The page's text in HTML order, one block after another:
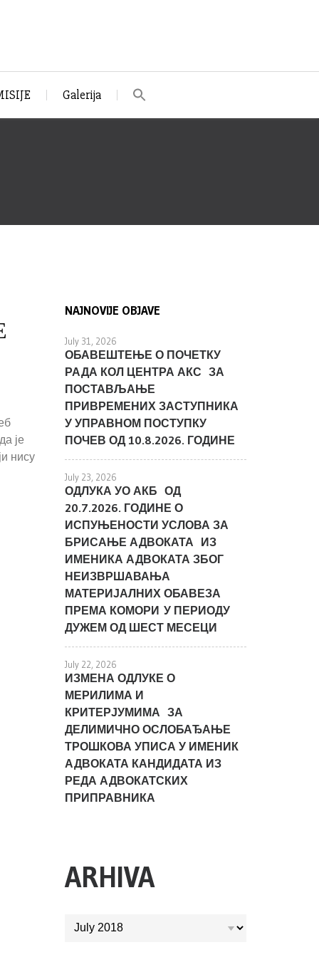
Galerija
је
нису
NAJNOVIJE OBJAVE
July 31, 2026
ОБАВЕШТЕЊЕ О ПОЧЕТКУ
РАДА КОЛ ЦЕНТРА АКС ЗА
ПОСТАВЉАЊЕ
ПРИВРЕМЕНИХ ЗАСТУПНИКА
У УПРАВНОМ ПОСТУПКУ
ПОЧЕВ ОД 10.8.2026. ГОДИНЕ
July 23, 2026
ОДЛУКА УО АКБ ОД
20.7.2026. ГОДИНЕ О
ИСПУЊЕНОСТИ УСЛОВА ЗА
БРИСАЊЕ АДВОКАТА ИЗ
ИМЕНИКА АДВОКАТА ЗБОГ
НЕИЗВРШАВАЊА
МАТЕРИЈАЛНИХ ОБАВЕЗА
ПРЕМА КОМОРИ У ПЕРИОДУ
ДУЖЕМ ОД ШЕСТ МЕСЕЦИ
July 22, 2026
ИЗМЕНА ОДЛУКЕ О
МЕРИЛИМА И
КРИТЕРЈУМИМА ЗА
ДЕЛИМИЧНО ОСЛОБАЂАЊЕ
ТРОШКОВА УПИСА У ИМЕНИК
АДВОКАТА КАНДИДАТА ИЗ
РЕДА АДВОКАТСКИХ
ПРИПРАВНИКА
ARHIVA
ARHIVA